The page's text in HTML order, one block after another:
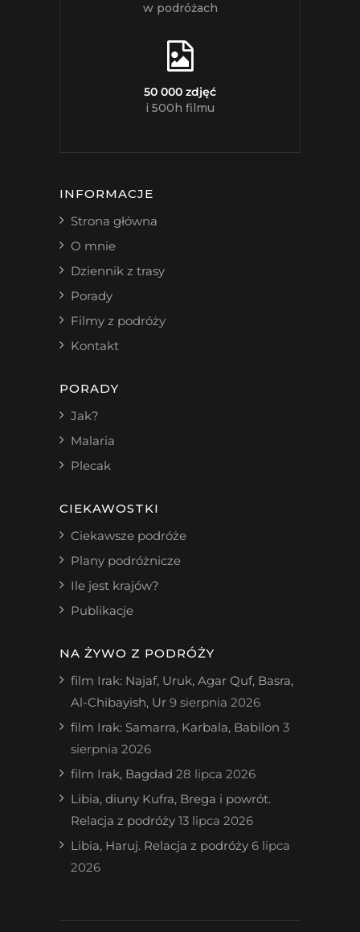
w podróżach
50 000 zdjęć
i 500h filmu
INFORMACJE
Strona główna
O mnie
Dziennik z trasy
Porady
Filmy z podróży
Kontakt
PORADY
Jak?
Malaria
Plecak
CIEKAWOSTKI
Ciekawsze podróże
Plany podróżnicze
Ile jest krajów?
Publikacje
NA ŻYWO Z PODRÓŻY
film Irak: Najaf, Uruk, Agar Quf, Basra,
Al-Chibayish, Ur 9 sierpnia 2026
film Irak: Samarra, Karbala, Babilon 3
sierpnia 2026
film Irak, Bagdad 28 lipca 2026
Libia, diuny Kufra, Brega i powrót.
Relacja z podróży 13 lipca 2026
Libia, Haruj. Relacja z podróży 6 lipca
2026